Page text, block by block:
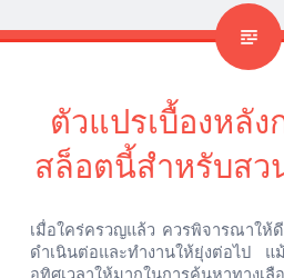
ตัวแปรเบื้องหลัง
สล็อตนี้สำหรับส
เมื่อใคร่ครวญแล้ว ควรพิจารณาให้
ดำเนินต่อและทำงานให้ยุ่งต่อไป
แ